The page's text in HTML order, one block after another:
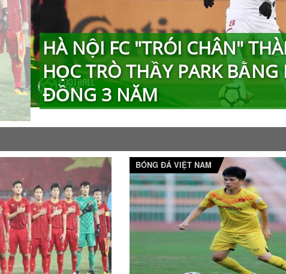
HÀ NỘI FC "TRÓI CHÂN"
HỌC TRÒ THẦY PARK
ĐỒNG 3 NĂM
BÓNG ĐÁ VIỆT NAM